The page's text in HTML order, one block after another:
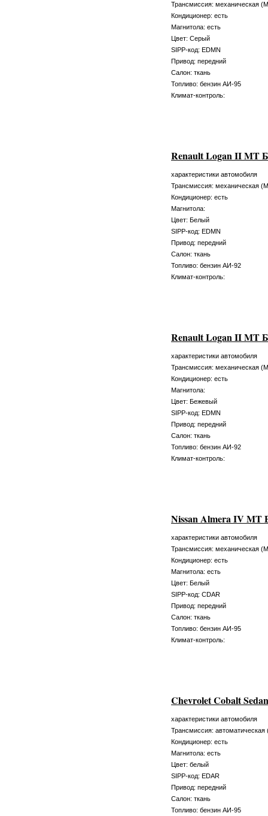
Трансмиссия: механическая
Кондиционер: есть
Магнитола: есть
Цвет: Серый
SIPP-код: EDMN
Привод: передний
Салон: ткань
Топливо: бензин АИ-95
Климат-контроль:
Renault Logan II MT
характеристики автомобиля
Трансмиссия: механическая
Кондиционер: есть
Магнитола:
Цвет: Белый
SIPP-код: EDMN
Привод: передний
Салон: ткань
Топливо: бензин АИ-92
Климат-контроль:
Renault Logan II MT
характеристики автомобиля
Трансмиссия: механическая
Кондиционер: есть
Магнитола:
Цвет: Бежевый
SIPP-код: EDMN
Привод: передний
Салон: ткань
Топливо: бензин АИ-92
Климат-контроль:
Nissan Almera IV MT
характеристики автомобиля
Трансмиссия: механическая
Кондиционер: есть
Магнитола: есть
Цвет: Белый
SIPP-код: CDAR
Привод: передний
Салон: ткань
Топливо: бензин АИ-95
Климат-контроль:
Chevrolet Cobalt
характеристики автомобиля
Трансмиссия: автоматическая
Кондиционер: есть
Магнитола: есть
Цвет: белый
SIPP-код: EDAR
Привод: передний
Салон: ткань
Топливо: бензин АИ-95